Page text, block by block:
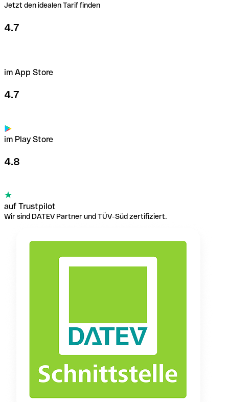
Jetzt den idealen Tarif finden
4.7
im App Store
4.7
im Play Store
4.8
auf Trustpilot
Wir sind DATEV Partner und TÜV-Süd zertifiziert.